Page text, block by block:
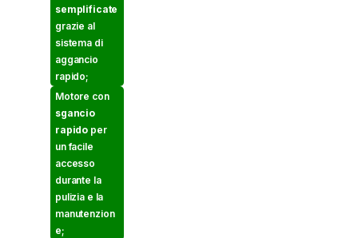
semplificate
grazie al
sistema di
aggancio
rapido;
Motore con
sgancio
rapido per
un facile
accesso
durante la
pulizia e la
manutenzion
e;